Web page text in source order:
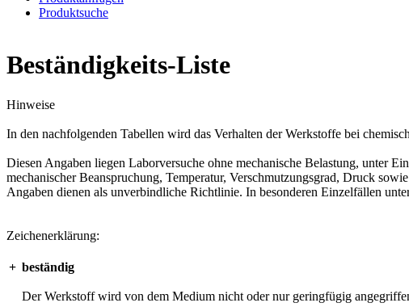
Produktsuche
Beständigkeits-Liste
Hinweise
In den nachfolgenden Tabellen wird das Verhalten der Werkstoffe bei
Diesen Angaben liegen Laborversuche ohne mechanische Belastung, unter
mechanischer Beanspruchung, Temperatur, Verschmutzungsgrad, Druck
Angaben dienen als unverbindliche Richtlinie. In besonderen Einzelfällen
Zeichenerklärung:
+ beständig
Der Werkstoff wird von dem Medium nicht oder nur geringfügig